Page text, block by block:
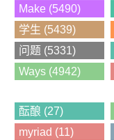
Make (5490)
学生 (5439)
问题 (5331)
Ways (4942)
酝酿 (27)
myriad (11)